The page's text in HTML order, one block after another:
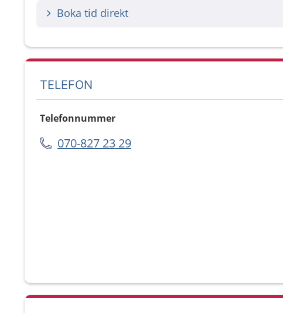
Boka tid direkt
TELEFON
Telefonnummer
070-827 23 29